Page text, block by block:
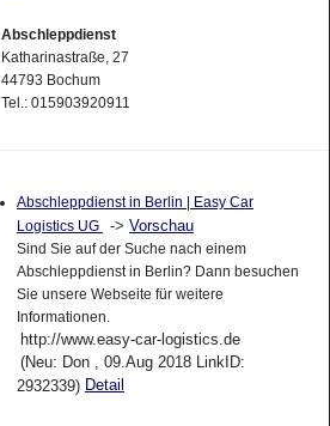
Abschleppdienst
Katharinastraße, 27
44793 Bochum
Tel.: 015903920911
Abschleppdienst in Berlin | Easy Car
Logistics UG
-> Vorschau
Sind Sie auf der Suche nach einem
Abschleppdienst in Berlin? Dann besuchen
Sie unsere Webseite für weitere
Informationen.
http://www.easy-car-logistics.de
(Neu: Don , 09.Aug 2018 LinkID:
2932339) Detail